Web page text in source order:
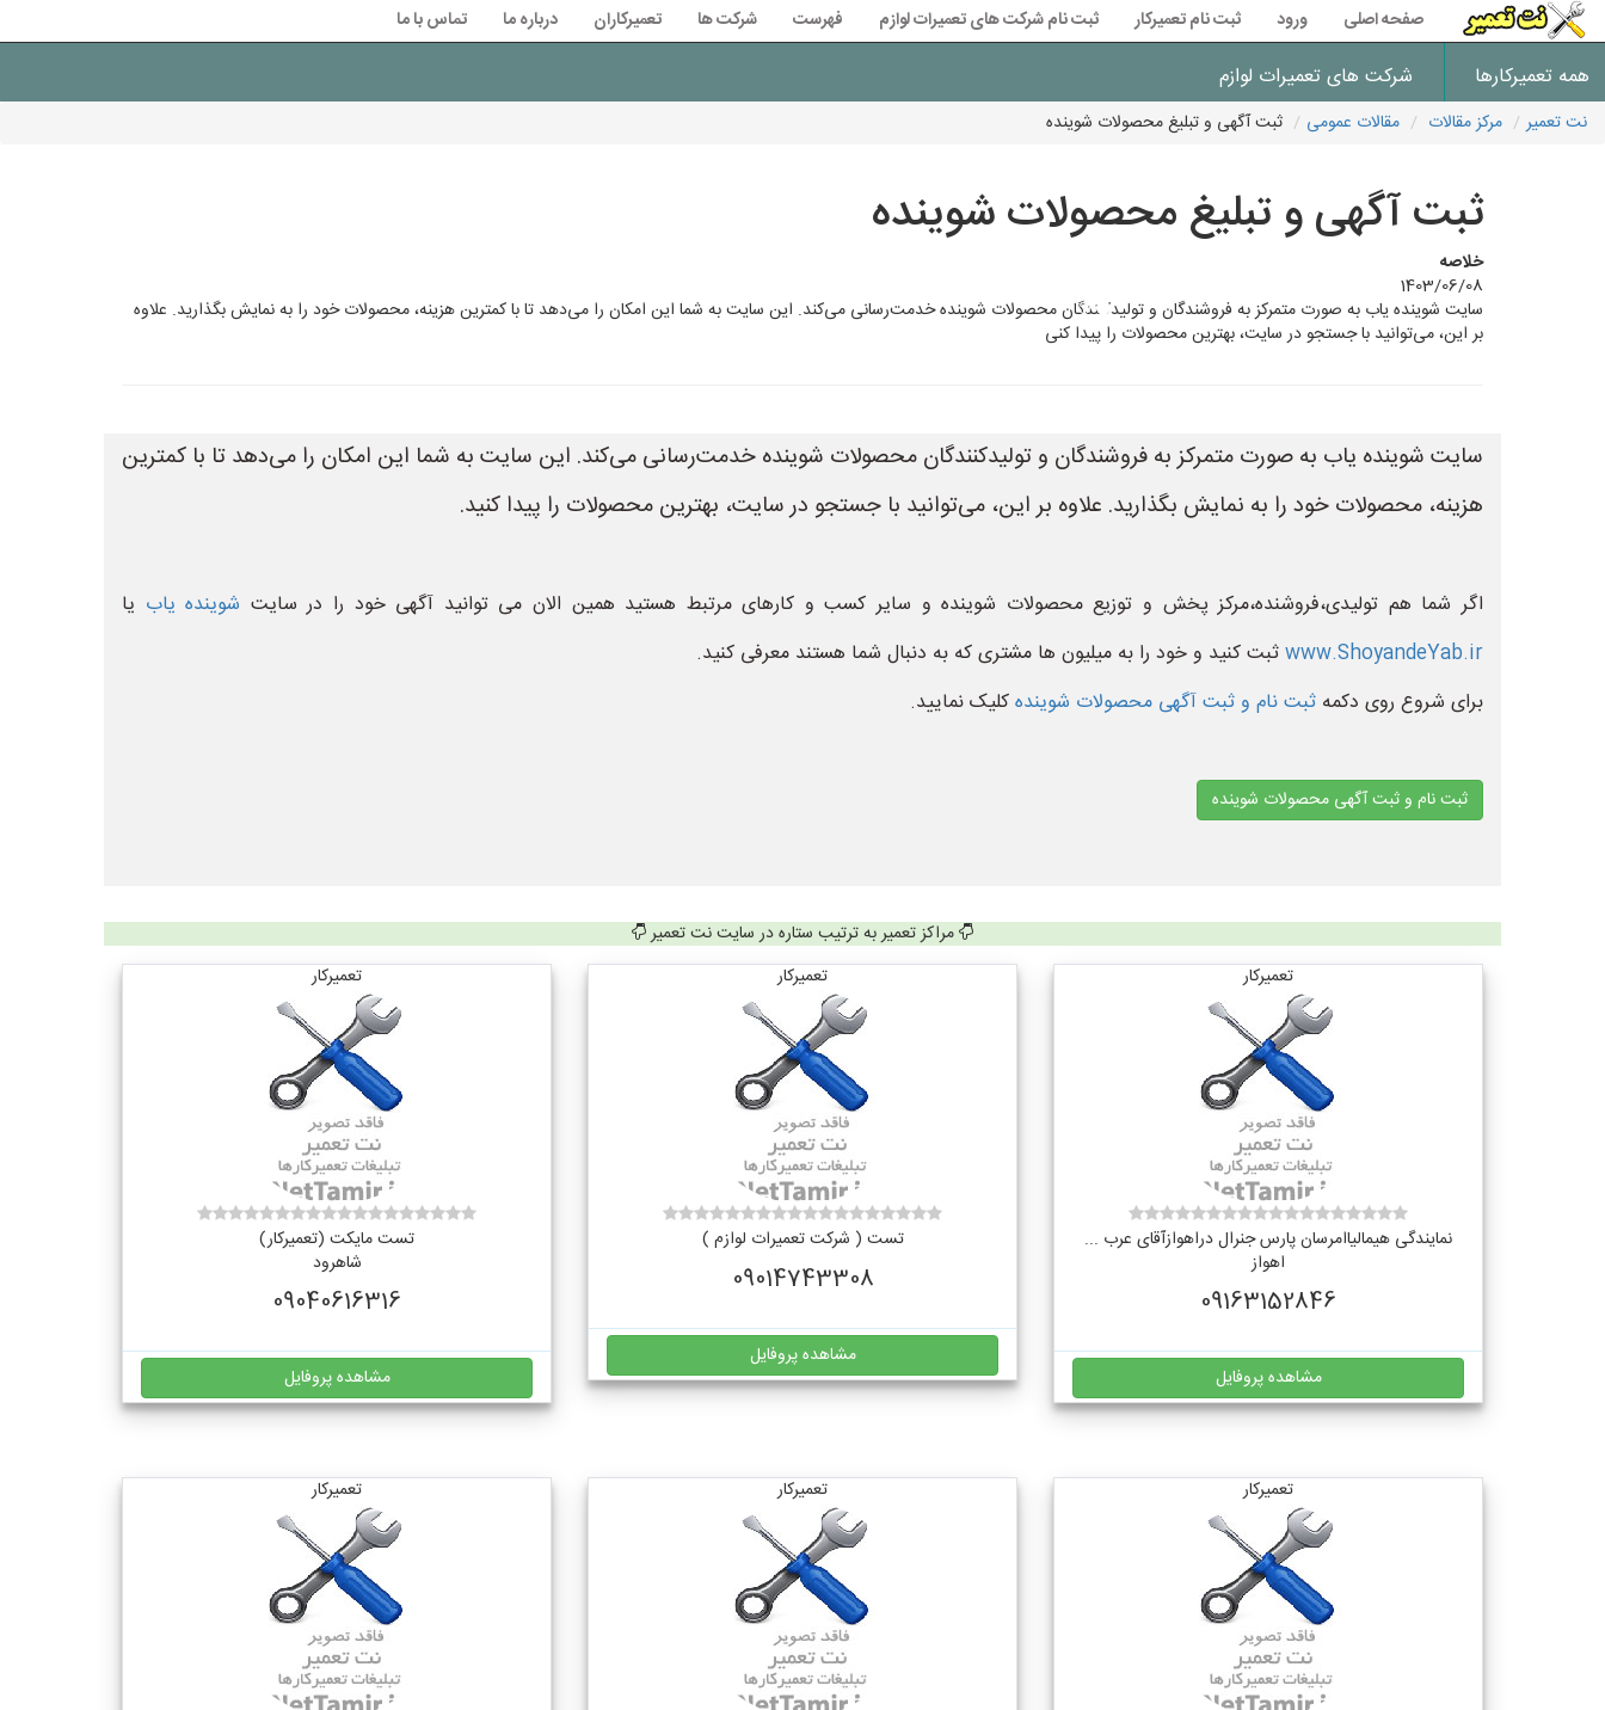
صفحه اصلی ورود ثبت نام تعمیرکار ثبت نام شرکت های تعمیرات لوازم فهرست شرکت ها تعمیرکاران درباره ما تماس با ما
همه تعمیرکارها شرکت های تعمیرات لوازم
نت تعمیر مرکز مقالات مقالات عمومی ثبت آگهی و تبلیغ محصولات شوینده
ثبت آگهی و تبلیغ محصولات شوینده
خلاصه
1403/06/08
سایت شوینده یاب به صورت متمرکز به فروشندگان و تولیدکنندگان محصولات شوینده خدمت‌رسانی می‌کند. این سایت به شما این امکان را می‌دهد تا با کمترین هزینه، محصولات خود را به نمایش بگذارید. علاوه
بر این، می‌توانید با جستجو در سایت، بهترین محصولات را پیدا کنی
سایت شوینده یاب به صورت متمرکز به فروشندگان و تولیدکنندگان محصولات شوینده خدمت‌رسانی می‌کند. این سایت به شما این امکان را می‌دهد تا با کمترین
هزینه، محصولات خود را به نمایش بگذارید. علاوه بر این، می‌توانید با جستجو در سایت، بهترین محصولات را پیدا کنید.
اگر شما هم تولیدی،فروشنده،مرکز پخش و توزیع محصولات شوینده و سایر کسب و کارهای مرتبط هستید همین الان می توانید آگهی خود را در سایت شوینده یاب یا
www.ShoyandeYab.irثبت کنید و خود را به میلیون ها مشتری که به دنبال شما هستند معرفی کنید.
برای شروع روی دکمه ثبت نام و ثبت آگهی محصولات شویندهکلیک نمایید.
ثبت نام و ثبت آگهی محصولات شوینده
مراکز تعمیر به ترتیب ستاره در سایت نت تعمیر
تعمیرکار
نمایندگی هیمالیاامرسان پارس جنرال دراهوازآقای عرب ...
اهواز
09163152846
مشاهده پروفایل
تعمیرکار
تست ( شرکت تعمیرات لوازم )
09014743308
مشاهده پروفایل
تعمیرکار
تست مایکت (تعمیرکار)
شاهرود
09040616316
مشاهده پروفایل
تعمیرکار تعمیرکار تعمیرکار